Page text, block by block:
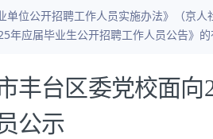
单位公开招聘工作人员实施办法》（京
年应届毕业生公开招聘工作人员公告》
丰台区委党校面向
公示